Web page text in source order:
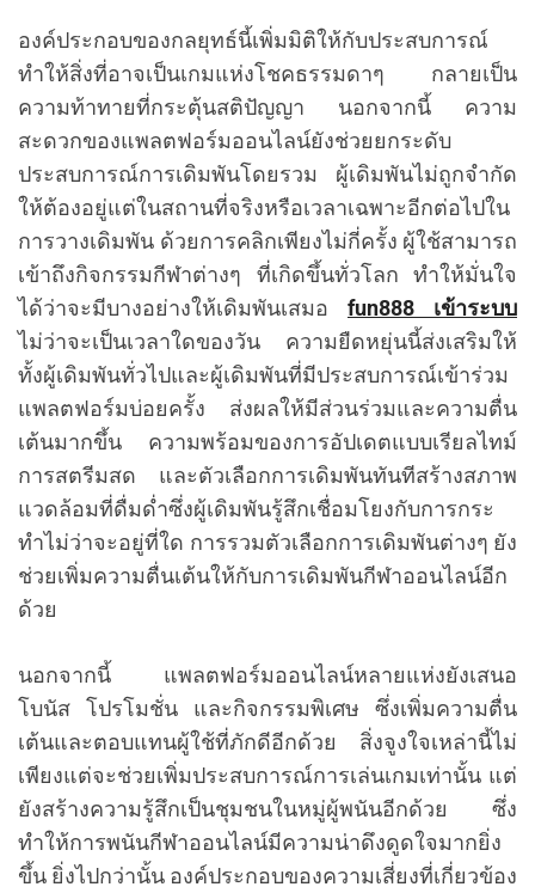
องค์ประกอบของกลยุทธ์นี้เพิ่มมิติให้กับประสบการณ์
ทำให้สิ่งที่อาจเป็นเกมแห่งโชคธรรมดาๆ กลายเป็น
ความท้าทายที่กระตุ้นสติปัญญา นอกจากนี้ ความ
สะดวกของแพลตฟอร์มออนไลน์ยังช่วยยกระดับ
ประสบการณ์การเดิมพันโดยรวม ผู้เดิมพันไม่ถูกจำกัด
ให้ต้องอยู่แต่ในสถานที่จริงหรือเวลาเฉพาะอีกต่อไปใน
การวางเดิมพัน ด้วยการคลิกเพียงไม่กี่ครั้ง ผู้ใช้สามารถ
เข้าถึงกิจกรรมกีฬาต่างๆ ที่เกิดขึ้นทั่วโลก ทำให้มั่นใจ
ได้ว่าจะมีบางอย่างให้เดิมพันเสมอ fun888 เข้าระบบ
ไม่ว่าจะเป็นเวลาใดของวัน ความยืดหยุ่นนี้ส่งเสริมให้
ทั้งผู้เดิมพันทั่วไปและผู้เดิมพันที่มีประสบการณ์เข้าร่วม
แพลตฟอร์มบ่อยครั้ง ส่งผลให้มีส่วนร่วมและความตื่น
เต้นมากขึ้น ความพร้อมของการอัปเดตแบบเรียลไทม์
การสตรีมสด และตัวเลือกการเดิมพันทันทีสร้างสภาพ
แวดล้อมที่ดื่มด่ำซึ่งผู้เดิมพันรู้สึกเชื่อมโยงกับการกระ
ทำไม่ว่าจะอยู่ที่ใด การรวมตัวเลือกการเดิมพันต่างๆ ยัง
ช่วยเพิ่มความตื่นเต้นให้กับการเดิมพันกีฬาออนไลน์อีก
ด้วย
นอกจากนี้ แพลตฟอร์มออนไลน์หลายแห่งยังเสนอ
โบนัส โปรโมชั่น และกิจกรรมพิเศษ ซึ่งเพิ่มความตื่น
เต้นและตอบแทนผู้ใช้ที่ภักดีอีกด้วย สิ่งจูงใจเหล่านี้ไม่
เพียงแต่จะช่วยเพิ่มประสบการณ์การเล่นเกมเท่านั้น แต่
ยังสร้างความรู้สึกเป็นชุมชนในหมู่ผู้พนันอีกด้วย ซึ่ง
ทำให้การพนันกีฬาออนไลน์มีความน่าดึงดูดใจมากยิ่ง
ขึ้น ยิ่งไปกว่านั้น องค์ประกอบของความเสี่ยงที่เกี่ยวข้อง